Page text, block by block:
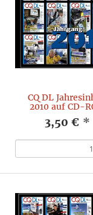
CQ DL
2010 auf CD-
3,50 € *